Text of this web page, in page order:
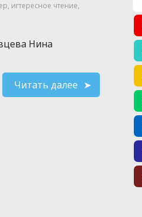
, игтересное чтение,
Нина
Читать далее